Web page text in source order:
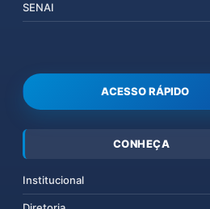
SENAI
ACESSO RÁPIDO
CONHEÇA
Institucional